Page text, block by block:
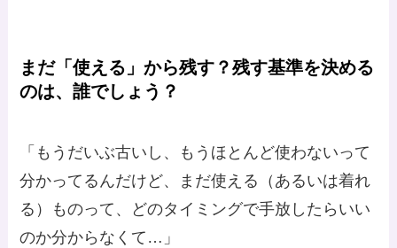
まだ「使える」から残す？残す基準を決める
のは、誰でしょう？
「もうだいぶ古いし、もうほとんど使わないって
分かってるんだけど、まだ使える（あるいは着れ
る）ものって、どのタイミングで手放したらいい
のか分からなくて…」